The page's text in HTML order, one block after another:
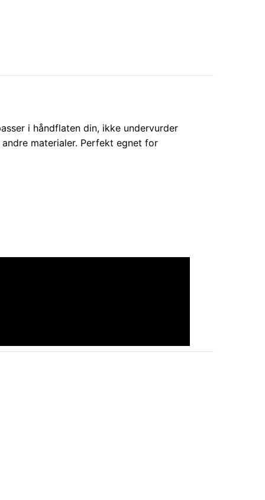
i håndflaten din, ikke undervurder
materialer. Perfekt egnet for